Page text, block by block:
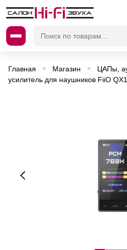
Главная » Магазин » ЦАПы,
усилитель для наушников FiiO